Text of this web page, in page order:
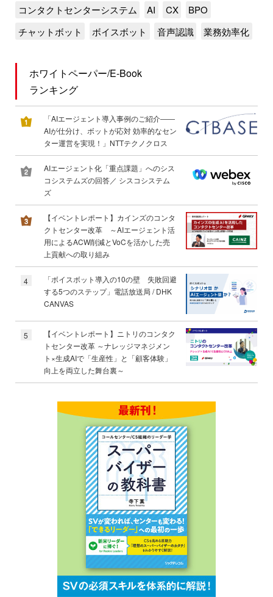
コンタクトセンターシステム
AI CX
BPO
チャットボット
ボイスボット 音声認識 業務効率化
ホワイトペーパー/E-Book
ランキング
「AIエージェント導入事例のご紹介――
AIが仕分け、ボットが応対 効率的なセン
ター運営を実現！」NTTテクノクロス
AIエージェント化「重点課題」へのシス
コシステムズの回答／ シスコシステム
ズ
【イベントレポート】カインズのコンタ
クトセンター改革 ～AIエージェント活
用によるACW削減とVoCを活かした売
上貢献への取り組み
4
「ボイスボット導入の10の壁 失敗回避
する5つのステップ」電話放送局 / DHK
CANVAS
5
【イベントレポート】ニトリのコンタク
トセンター改革 ～ナレッジマネジメン
ト×生成AIで「生産性」と「顧客体験」
向上を両立した舞台裏～